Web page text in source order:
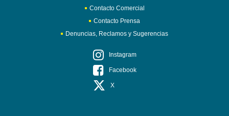
Contacto Comercial
Contacto Prensa
Denuncias, Reclamos y Sugerencias
Instagram
Facebook
X